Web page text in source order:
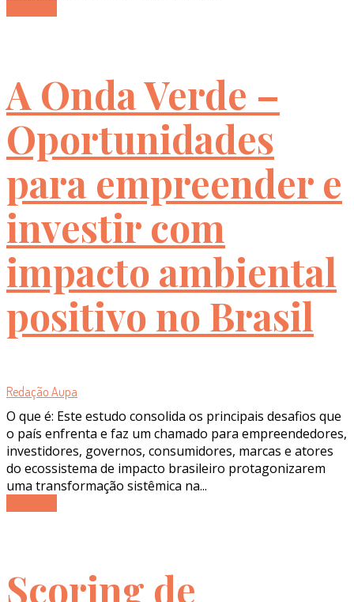
A Onda Verde –
Oportunidades
para empreender e
investir com
impacto ambiental
positivo no Brasil
Redação Aupa
O que é: Este estudo consolida os principais desafios que
o país enfrenta e faz um chamado para empreendedores,
investidores, governos, consumidores, marcas e atores
do ecossistema de impacto brasileiro protagonizarem
uma transformação sistêmica na...
Scoring de